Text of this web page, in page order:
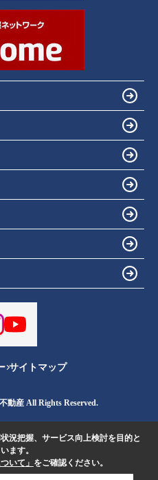
サイトマップ
動産 All Rights Reserved.
況把握、サービス向上検討を目的と
ます。
いて」 をご確認ください。